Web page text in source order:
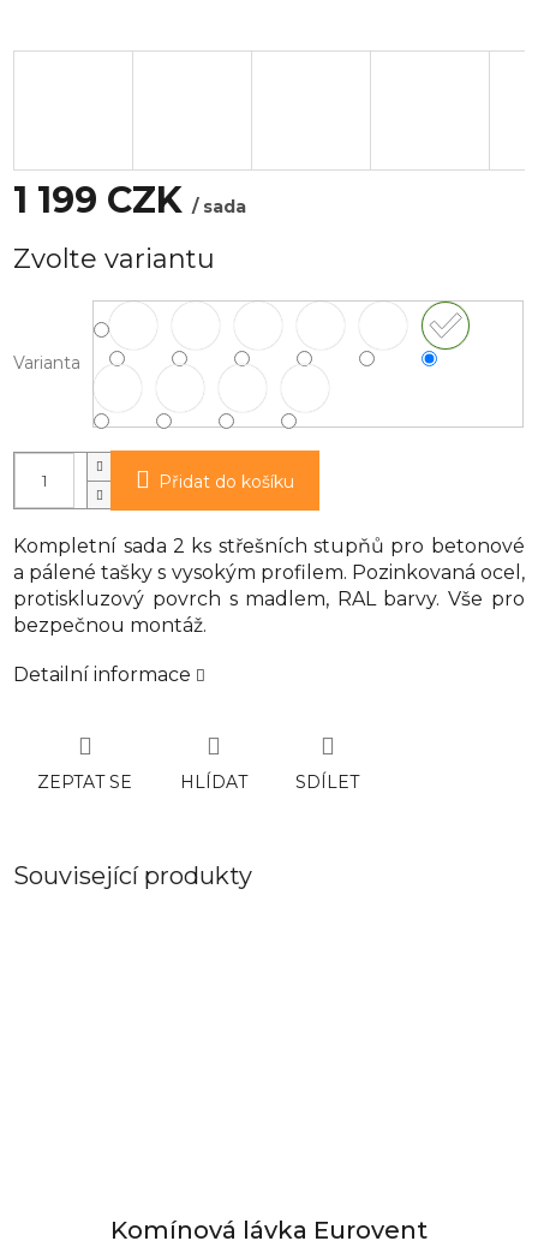
1 199 CZK/ sada
cena:
Zvolte variantu
Varianta
Přidat do košíku
Kompletní sada 2 ks střešních stupňů pro betonové
a pálené tašky s vysokým profilem. Pozinkovaná ocel,
protiskluzový povrch s madlem, RAL barvy. Vše pro
bezpečnou montáž.
Detailní informace
ZEPTAT SE HLÍDAT SDÍLET
Související produkty
Komínová lávka Eurovent